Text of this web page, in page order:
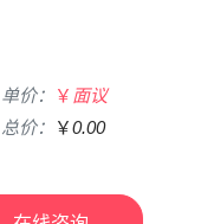
单价： ￥ 面议
总价：
￥0.00